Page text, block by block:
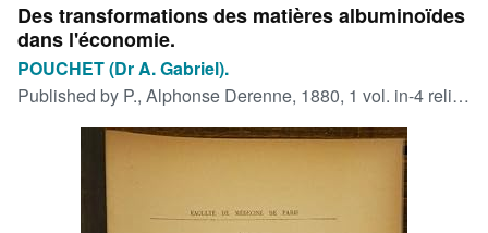
My Purchases
Advanced Search
Browse Collections
Des transformations des matières albuminoïdes
dans l'économie.
POUCHET (Dr A. Gabriel).
Published by P., Alphonse Derenne, 1880, 1 vol. in-4 relié avec une barette en plastique noir et protégé par 2 feuilles Rhodoïd sur les plats (reliure démontable), de 108 pp.